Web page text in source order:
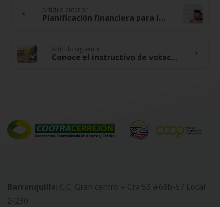
Continue
Artículo anterior
Planificación financiera para la educación universitaria de tus hijos, ahorra progresivamente sin afectar tus finanzas
Artículo siguiente
Conoce el instructivo de votación para participar en las elecciones a Delegados 2024 – 2027
Barranquilla: C.C. Gran centro – Cra 53 #68b-57 Local
2-230